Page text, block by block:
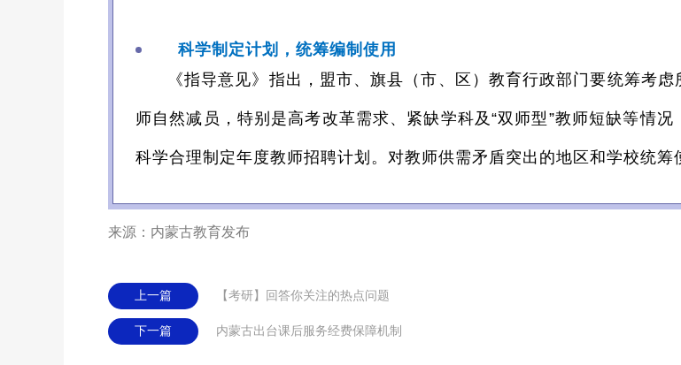
科学制定计划，统筹编制使用
《指导意见》指出，盟市、旗县（市、区）教育行政部门要统筹考
师自然减员，特别是高考改革需求、紧缺学科及“双师型”教师短缺等情
科学合理制定年度教师招聘计划。对教师供需矛盾突出的地区和学校统筹
来源：内蒙古教育发布
上一篇 【考研】回答你关注的热点问题
下一篇 内蒙古出台课后服务经费保障机制 ​